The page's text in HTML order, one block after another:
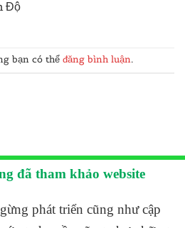
Độ
bạn có thể đăng bình luận.
đã tham khảo website
phát triển cũng như cập